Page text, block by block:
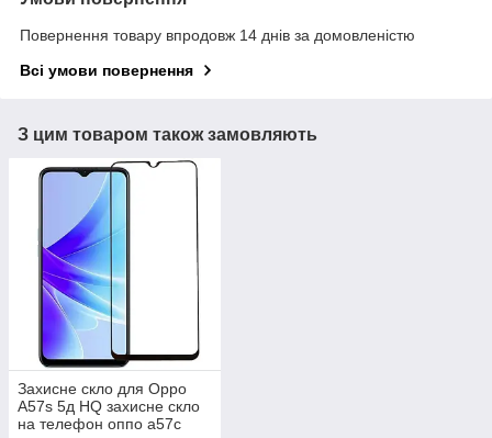
Повернення товару впродовж 14 днів за домовленістю
Всі умови повернення
З цим товаром також замовляють
Захисне скло для Oppo
A57s 5д HQ захисне скло
на телефон оппо а57с